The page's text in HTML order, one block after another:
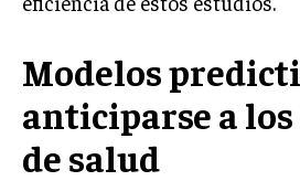
Modelos
anticiparse a
de salud